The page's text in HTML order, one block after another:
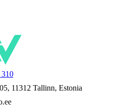
11312 Tallinn, Estonia